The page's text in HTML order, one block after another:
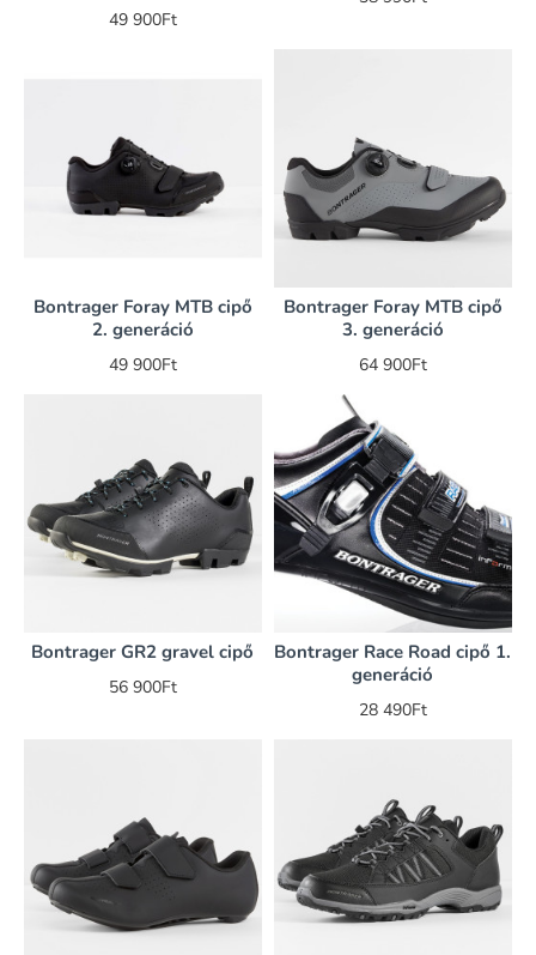
49 900Ft
Bontrager Foray MTB cipő
2. generáció
49 900Ft
Bontrager Foray MTB cipő
3. generáció
64 900Ft
Bontrager GR2 gravel cipő
56 900Ft
Bontrager Race Road cipő 1.
generáció
28 490Ft